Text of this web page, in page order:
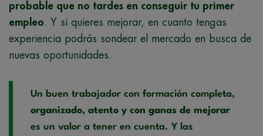
probable que no tardes en conseguir tu primer
empleo. Y si quieres mejorar, en cuanto tengas
experiencia podrás sondear el mercado en busca de
nuevas oportunidades.
Un buen trabajador con formación completa,
organizado, atento y con ganas de mejorar
es un valor a tener en cuenta. Y las